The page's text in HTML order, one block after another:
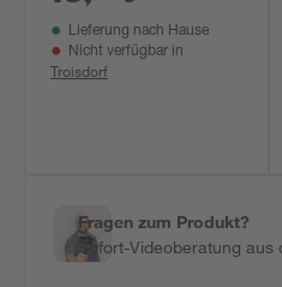
Lieferung nach Hause
Nicht verfügbar in
Troisdorf
Fragen zum Produkt?
Sofort-Videoberatung